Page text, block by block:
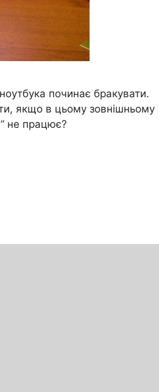
починає бракувати.
якщо в цьому зовнішньому
не працює?